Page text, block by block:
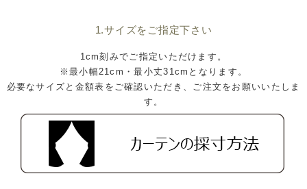
1.サイズをご指定下さい
1cm刻みでご指定いただけます。
※最小幅21cm・最小丈31cmとなります。
必要なサイズと金額表をご確認いただき、ご注文をお願いいたしま
す。